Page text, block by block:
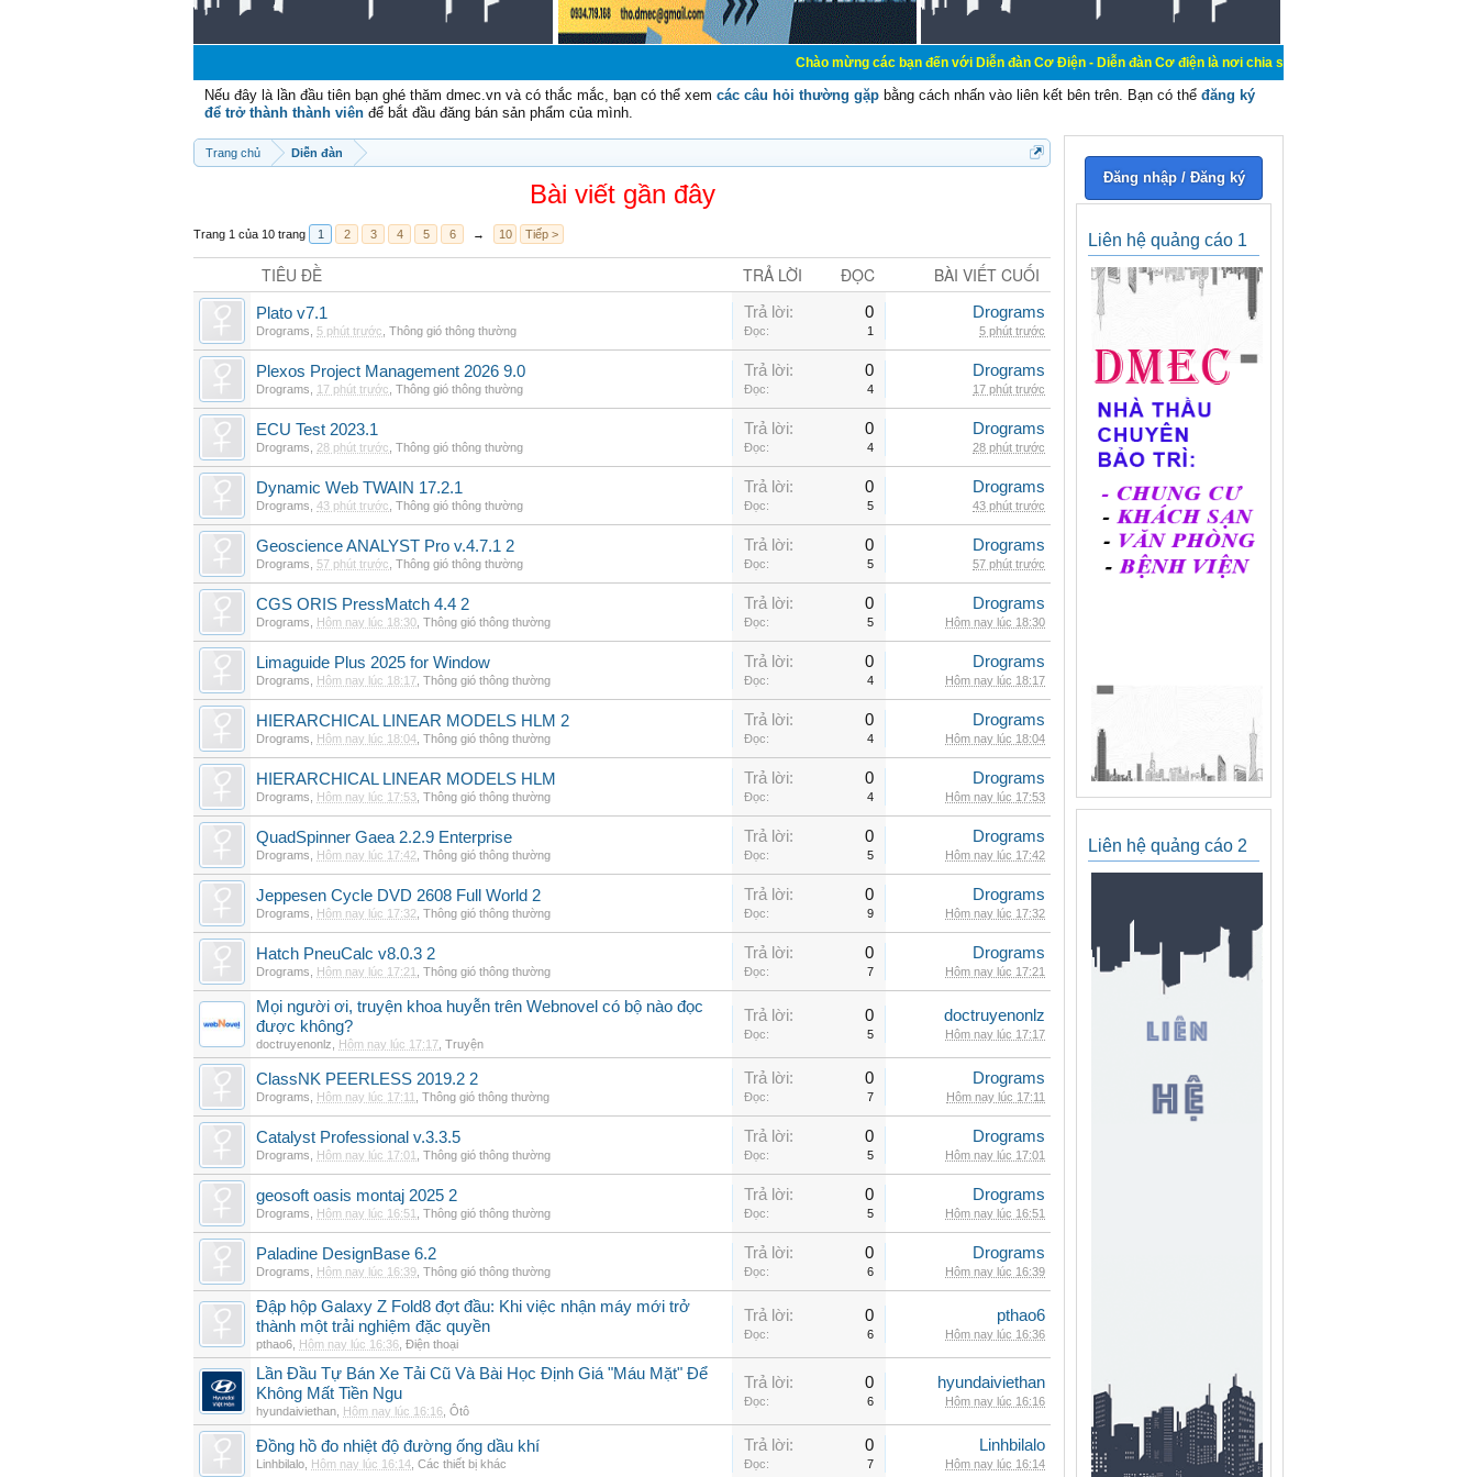
Chào mừng các bạn đến với Diễn đàn Cơ Điện - Diễn đàn Cơ điện là nơi chia sẽ kiến thức kinh nghiệm trong lãnh vực
Nếu đây là lần đầu tiên bạn ghé thăm dmec.vn và có thắc mắc, bạn có thể xem các câu hỏi thường gặp bằng cách nhấn vào liên kết bên trên. Bạn có thể đăng ký
để trở thành thành viên để bắt đầu đăng bán sản phẩm của mình.
Trang chủ Diễn đàn
Bài viết gần đây
Trang 1 của 10 trang 1 2 3 4 5 6 → 10 Tiếp >
TIÊU ĐỀ TRẢ LỜI ĐỌC BÀI VIẾT CUỐI
Plato v7.1
Drograms 5 phút trước Thông gió thông thường
Trả lời: 0
Đọc: 1
Drograms
5 phút trước
Plexos Project Management 2026 9.0
Drograms 17 phút trước Thông gió thông thường
Trả lời: 0
Đọc: 4
Drograms
17 phút trước
ECU Test 2023.1
Drograms 28 phút trước Thông gió thông thường
Trả lời: 0
Đọc: 4
Drograms
28 phút trước
Dynamic Web TWAIN 17.2.1
Drograms 43 phút trước Thông gió thông thường
Trả lời: 0
Đọc: 5
Drograms
43 phút trước
Geoscience ANALYST Pro v.4.7.1 2
Drograms 57 phút trước Thông gió thông thường
Trả lời: 0
Đọc: 5
Drograms
57 phút trước
CGS ORIS PressMatch 4.4 2
Drograms Hôm nay lúc 18:30 Thông gió thông thường
Trả lời: 0
Đọc: 5
Drograms
Hôm nay lúc 18:30
Limaguide Plus 2025 for Window
Drograms Hôm nay lúc 18:17 Thông gió thông thường
Trả lời: 0
Đọc: 4
Drograms
Hôm nay lúc 18:17
HIERARCHICAL LINEAR MODELS HLM 2
Drograms Hôm nay lúc 18:04 Thông gió thông thường
Trả lời: 0
Đọc: 4
Drograms
Hôm nay lúc 18:04
HIERARCHICAL LINEAR MODELS HLM
Drograms Hôm nay lúc 17:53 Thông gió thông thường
Trả lời: 0
Đọc: 4
Drograms
Hôm nay lúc 17:53
QuadSpinner Gaea 2.2.9 Enterprise
Drograms Hôm nay lúc 17:42 Thông gió thông thường
Trả lời: 0
Đọc: 5
Drograms
Hôm nay lúc 17:42
Jeppesen Cycle DVD 2608 Full World 2
Drograms Hôm nay lúc 17:32 Thông gió thông thường
Trả lời: 0
Đọc: 9
Drograms
Hôm nay lúc 17:32
Hatch PneuCalc v8.0.3 2
Drograms Hôm nay lúc 17:21 Thông gió thông thường
Trả lời: 0
Đọc: 7
Drograms
Hôm nay lúc 17:21
Mọi người ơi, truyện khoa huyễn trên Webnovel có bộ nào đọc
được không?
doctruyenonlz Hôm nay lúc 17:17 Truyện
Trả lời: 0
Đọc: 5
doctruyenonlz
Hôm nay lúc 17:17
ClassNK PEERLESS 2019.2 2
Drograms Hôm nay lúc 17:11 Thông gió thông thường
Trả lời: 0
Đọc: 7
Drograms
Hôm nay lúc 17:11
Catalyst Professional v.3.3.5
Drograms Hôm nay lúc 17:01 Thông gió thông thường
Trả lời: 0
Đọc: 5
Drograms
Hôm nay lúc 17:01
geosoft oasis montaj 2025 2
Drograms Hôm nay lúc 16:51 Thông gió thông thường
Trả lời: 0
Đọc: 5
Drograms
Hôm nay lúc 16:51
Paladine DesignBase 6.2
Drograms Hôm nay lúc 16:39 Thông gió thông thường
Trả lời: 0
Đọc: 6
Drograms
Hôm nay lúc 16:39
Đập hộp Galaxy Z Fold8 đợt đầu: Khi việc nhận máy mới trở
thành một trải nghiệm đặc quyền
pthao6 Hôm nay lúc 16:36 Điện thoại
Trả lời: 0
Đọc: 6
pthao6
Hôm nay lúc 16:36
Lần Đầu Tự Bán Xe Tải Cũ Và Bài Học Định Giá "Máu Mặt" Để
Không Mất Tiền Ngu
hyundaiviethan Hôm nay lúc 16:16 Ôtô
Trả lời: 0
Đọc: 6
hyundaiviethan
Hôm nay lúc 16:16
Đồng hồ đo nhiệt độ đường ống dầu khí
Linhbilalo Hôm nay lúc 16:14 Các thiết bị khác
Trả lời: 0
Đọc: 7
Linhbilalo
Hôm nay lúc 16:14
Đăng nhập / Đăng ký
Liên hệ quảng cáo 1
Liên hệ quảng cáo 2